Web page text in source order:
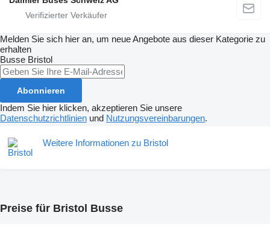
Melden Sie sich hier an, um neue Angebote aus dieser Kategorie zu
erhalten
Busse Bristol
Abonnieren
Indem Sie hier klicken, akzeptieren Sie unsere
Datenschutzrichtlinien und Nutzungsvereinbarungen.
Weitere Informationen zu Bristol
Preise für Bristol Busse